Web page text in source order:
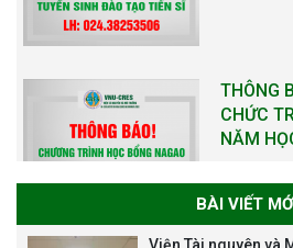
THÔNG
CHỨC
NĂM
THƯ
BÀI VIẾT